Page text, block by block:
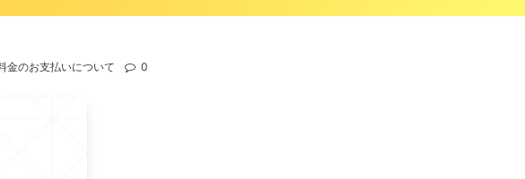
金のお支払いについて 0